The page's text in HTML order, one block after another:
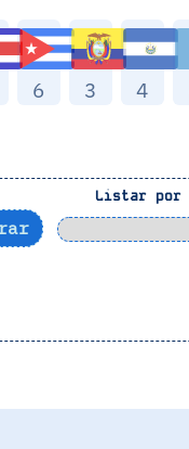
6 3 4
Listar por